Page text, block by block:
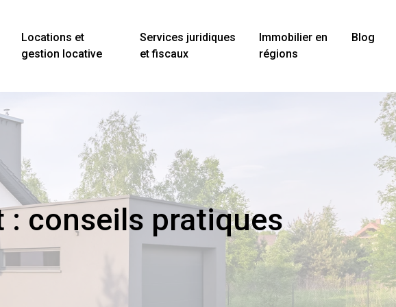
Locations et
gestion locative
Services juridiques
et fiscaux
Immobilier en
régions
Blog
conseils pratiques